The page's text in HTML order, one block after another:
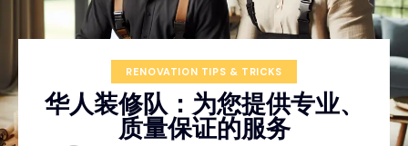
RENOVATION TIPS & TRICKS
华人装修队：为您提供专业、
质量保证的服务